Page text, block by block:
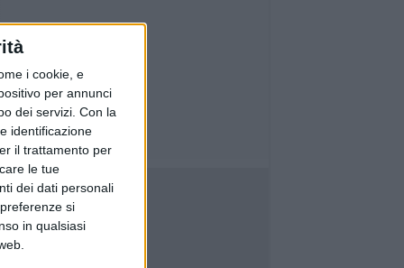
i cookie, e
per annunci
dei servizi. Con la
identificazione
il trattamento per
le tue
dei dati personali
si
in qualsiasi